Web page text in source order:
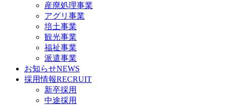
産廃処理事業
アグリ事業
培土事業
観光事業
福祉事業
派遣事業
お知らせNEWS
採用情報RECRUIT
新卒採用
中途採用